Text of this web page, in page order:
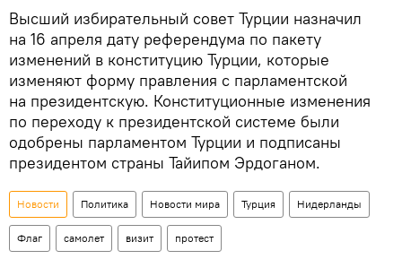
Высший избирательный совет Турции назначил
на 16 апреля дату референдума по пакету
изменений в конституцию Турции, которые
изменяют форму правления с парламентской
на президентскую. Конституционные изменения
по переходу к президентской системе были
одобрены парламентом Турции и подписаны
президентом страны Тайипом Эрдоганом.
Новости Политика Новости мира Турция Нидерланды
Флаг самолет визит протест